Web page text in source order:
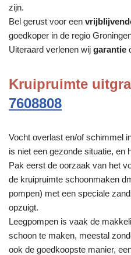
zijn.
Bel gerust voor een
goedkoper in de regio
Uiteraard verlenen wij garantie
Kruipruimte
7608808
Vocht overlast en/of schimmel
is niet een gezonde situatie, en
Pak eerst de oorzaak van het
de kruipruimte schoonmaken
pompen) met een speciale
opzuigt.
Leegpompen is vaak de
schoon te maken, meestal
ook de goedkoopste manier,